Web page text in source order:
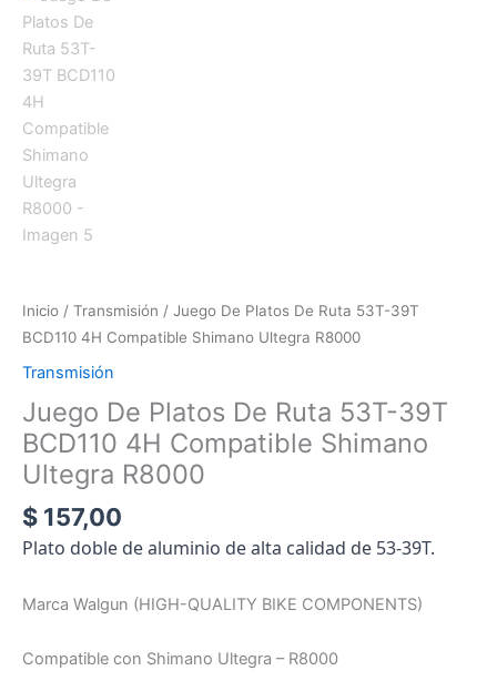
Inicio / Transmisión / Juego De Platos De Ruta 53T-39T
BCD110 4H Compatible Shimano Ultegra R8000
Transmisión
Juego De Platos De Ruta 53T-39T
BCD110 4H Compatible Shimano
Ultegra R8000
$ 157,00
Plato doble de aluminio de alta calidad de 53-39T.
Marca Walgun (HIGH-QUALITY BIKE COMPONENTS)
Compatible con Shimano Ultegra – R8000